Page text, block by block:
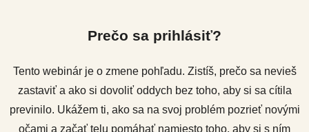
Prečo sa prihlásiť?
Tento webinár je o zmene pohľadu. Zistíš, prečo sa nevieš
zastaviť a ako si dovoliť oddych bez toho, aby si sa cítila
previnilo. Ukážem ti, ako sa na svoj problém pozrieť novými
očami a začať telu pomáhať namiesto toho, aby si s ním